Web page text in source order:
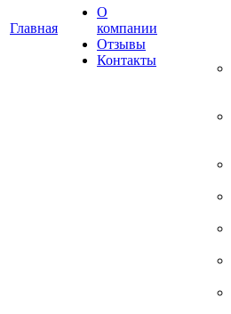
Главная
О
компании
Отзывы
Контакты